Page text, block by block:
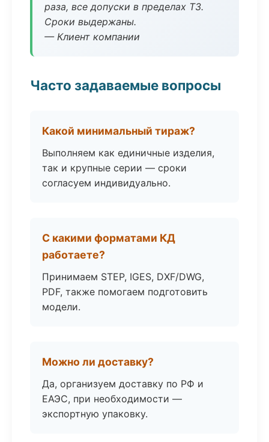
раза, все допуски в пределах ТЗ.
Сроки выдержаны.
— Клиент компании
Часто задаваемые вопросы
Какой минимальный тираж?
Выполняем как единичные изделия,
так и крупные серии — сроки
согласуем индивидуально.
С какими форматами КД
работаете?
Принимаем STEP, IGES, DXF/DWG,
PDF, также помогаем подготовить
модели.
Можно ли доставку?
Да, организуем доставку по РФ и
ЕАЭС, при необходимости —
экспортную упаковку.